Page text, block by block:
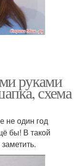
руками
схема
не один год
бы! В такой